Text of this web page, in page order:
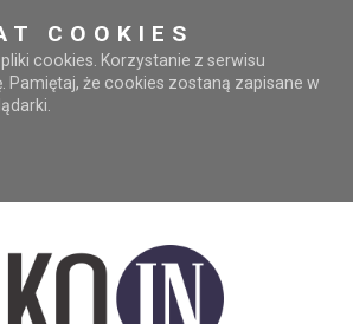
COOKIES
cookies. Korzystanie z serwisu
Pamiętaj, że cookies zostaną zapisane w